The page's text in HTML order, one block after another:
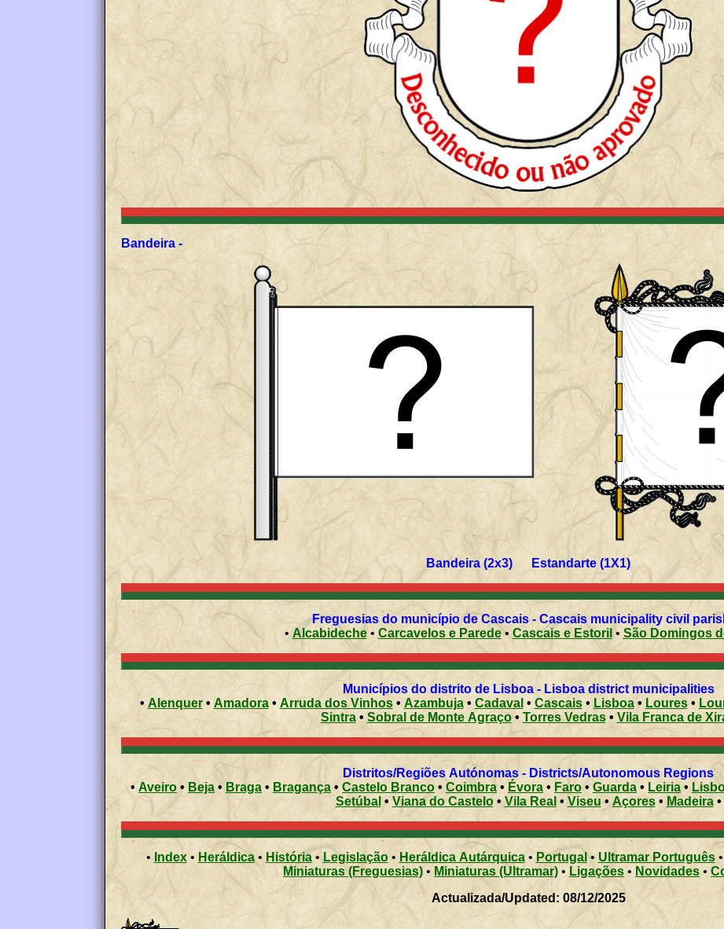
Bandeira -
Bandeira (2x3) Estandarte (1X1)
Freguesias do município de Cascais - Cascais municipality civil
•Alcabideche• Carcavelos e Parede• Cascais e Estoril • São Domingos
Municípios do distrito de Lisboa - Lisboa district municipalities
• Alenquer• Amadora• Arruda dos Vinhos• Azambuja• Cadaval • Cascais• Lisboa• Loures•
Sintra• Sobral de Monte Agraço•Torres Vedras• Vila Franca de
Distritos/Regiões Autónomas - Districts/Autonomous Regions
•Aveiro • Beja • Braga • Bragança • Castelo Branco • Coimbra • Évora • Faro •Guarda• Leiria •
Setúbal •Viana do Castelo• Vila Real • Viseu •Açores • Madeira •
•Index• Heráldica• História • Legislação • Heráldica Autárquica•Portugal • Ultramar Português•
Miniaturas (Freguesias) • Miniaturas (Ultramar) • Ligações • Novidades •
Actualizada/Updated: 08/12/2025